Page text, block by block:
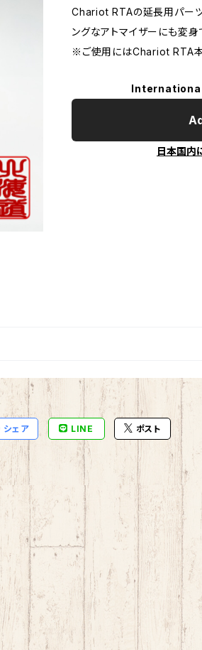
Chariot RTAの延長用パーツ
ングなアトマイザーにも変身
※ご使用にはChariot RTA本
日本国内
シェア LINE ポスト